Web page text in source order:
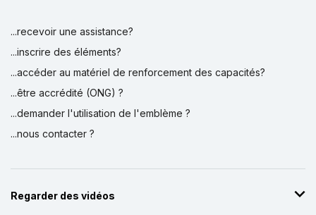
...recevoir une assistance?
...inscrire des éléments?
...accéder au matériel de renforcement des capacités?
...être accrédité (ONG) ?
...demander l'utilisation de l'emblème ?
...nous contacter ?
Regarder des vidéos